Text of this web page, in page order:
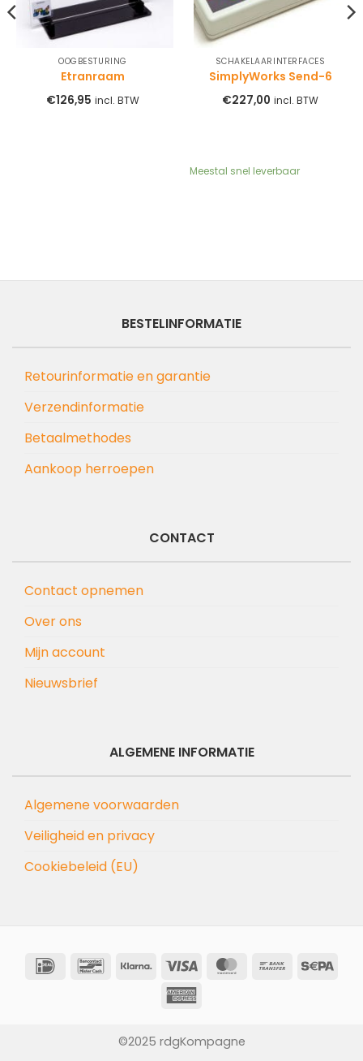
OOGBESTURING
Etranraam
€126,95 incl. BTW
SCHAKELAARINTERFACES
SimplyWorks Send-6
€227,00 incl. BTW
Meestal snel leverbaar
BESTELINFORMATIE
Retourinformatie en garantie
Verzendinformatie
Betaalmethodes
Aankoop herroepen
CONTACT
Contact opnemen
Over ons
Mijn account
Nieuwsbrief
ALGEMENE INFORMATIE
Algemene voorwaarden
Veiligheid en privacy
Cookiebeleid (EU)
IDeal Bancontact
Klarna Visa MasterCard
Bank
©2025 rdgKompagne